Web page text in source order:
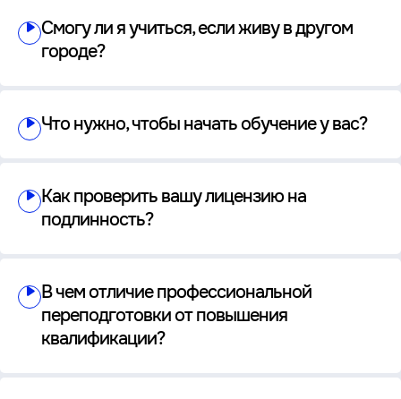
Смогу ли я учиться, если живу в другом
городе?
Что нужно, чтобы начать обучение у вас?
Как проверить вашу лицензию на
подлинность?
В чем отличие профессиональной
переподготовки от повышения
квалификации?